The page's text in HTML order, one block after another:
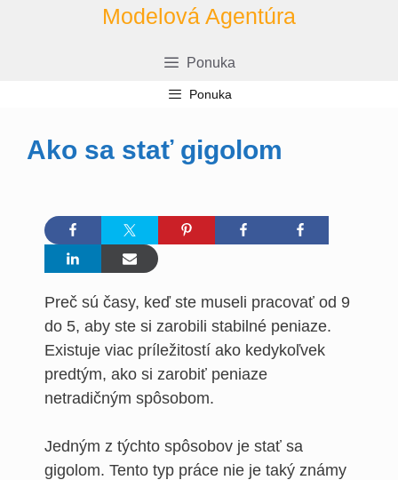
Modelová Agentúra
Ponuka
Ponuka
Ako sa stať gigolom
Preč sú časy, keď ste museli pracovať od 9
do 5, aby ste si zarobili stabilné peniaze.
Existuje viac príležitostí ako kedykoľvek
predtým, ako si zarobiť peniaze
netradičným spôsobom.
Jedným z týchto spôsobov je stať sa
gigolom. Tento typ práce nie je taký známy